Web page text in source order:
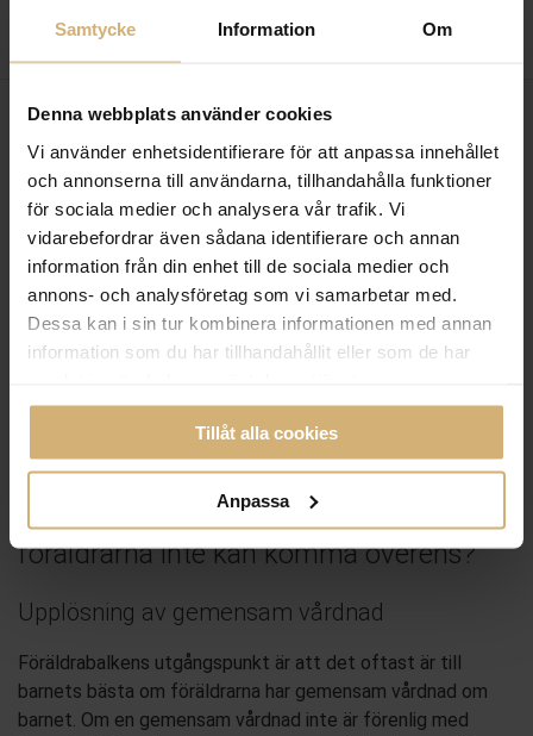
Samtycke Information Om
Denna webbplats använder cookies
Vi använder enhetsidentifierare för att anpassa innehållet
och annonserna till användarna, tillhandahålla funktioner
för sociala medier och analysera vår trafik. Vi
vidarebefordrar även sådana identifierare och annan
information från din enhet till de sociala medier och
annons- och analysföretag som vi samarbetar med.
Dessa kan i sin tur kombinera informationen med annan
information som du har tillhandahållit eller som de har
Tillåt alla cookies
Anpassa
VÅRDNADSTVISTER
Vem får vårdnaden om barnet om
föräldrarna inte kan komma överens?
Upplösning av gemensam vårdnad
Föräldrabalkens utgångspunkt är att det oftast är till
barnets bästa om föräldrarna har gemensam vårdnad om
barnet. Om en gemensam vårdnad inte är förenlig med